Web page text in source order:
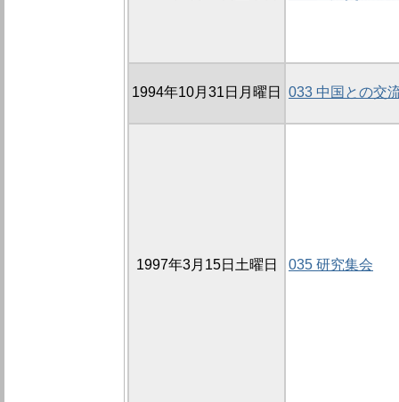
1994年10月31日月曜日 033 中国との交
1997年3月15日土曜日 035 研究集会